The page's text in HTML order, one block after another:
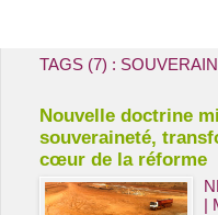
TAGS (7) :
Nouvelle doctrine
souveraineté,
cœur de la réforme
|